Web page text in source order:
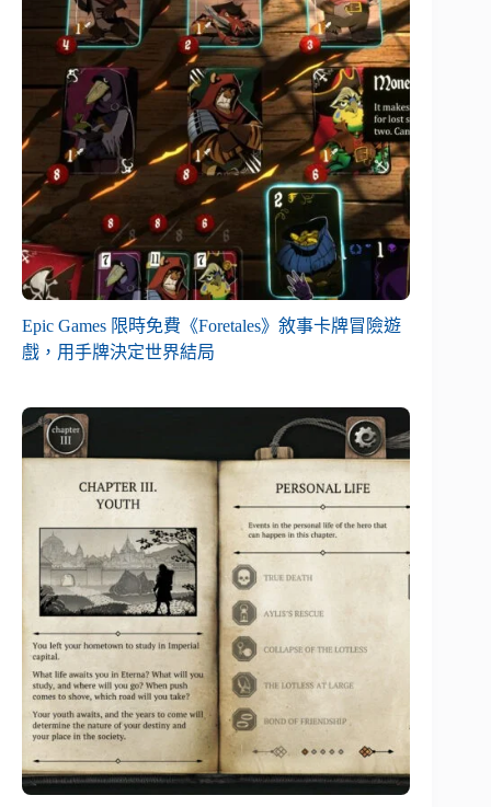
Epic Games 限時免費《Foretales》敘事卡牌冒險遊
戲，用手牌決定世界結局